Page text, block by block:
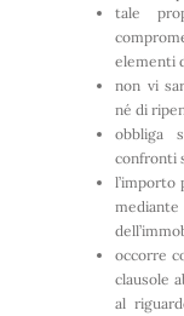
tale
elementi
non vi
né di
obbliga
confronti
l’importo
occorre
clausole
al